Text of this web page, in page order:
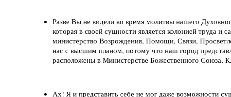
Разве Вы не видели во время молитвы нашего
которая в своей сущности является колонией труда и
министерство Возрождения, Помощи, Связи,
нас с высшим планом, потому что наш город
расположены в Министерстве Божественного Союза,
Ах! Я и представить себе не мог даже возможности